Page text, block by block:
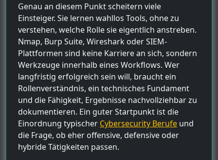
Genau an diesem Punkt scheitern viele
Einsteiger. Sie lernen wahllos Tools, ohne zu
verstehen, welche Rolle sie eigentlich anstreben.
Nmap, Burp Suite, Wireshark oder SIEM-
Plattformen sind keine Karriere an sich, sondern
Werkzeuge innerhalb eines Workflows. Wer
langfristig erfolgreich sein will, braucht ein
Rollenverständnis, ein technisches Fundament
und die Fähigkeit, Ergebnisse nachvollziehbar zu
dokumentieren. Ein guter Startpunkt ist die
Einordnung typischer Cybersecurity Berufe und
die Frage, ob eher offensive, defensive oder
hybride Tätigkeiten passen.